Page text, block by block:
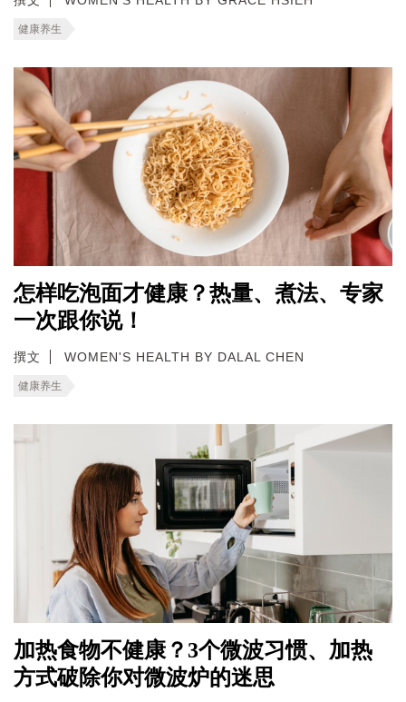
健康养生
怎样吃泡面才健康？热量、煮法、专家
一次跟你说！
撰文 WOMEN'S HEALTH BY DALAL CHEN
健康养生
加热食物不健康？3个微波习惯、加热
方式破除你对微波炉的迷思